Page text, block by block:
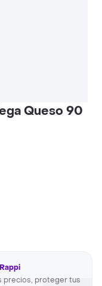
Queso 90
precios, proteger tus